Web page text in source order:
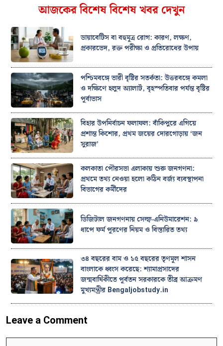
আজকের বিশেষ বিশেষ খবর দেখুন
ডায়াবেটিস বা বহুমূত্র রোগ: কারণ, লক্ষণ,
প্রকারভেদ, রক্ত পরীক্ষা ও প্রতিরোধের উপায়
পশ্চিমবঙ্গে ভারী বৃষ্টির সতর্কতা: উত্তরবঙ্গে কমলা
ও দক্ষিণে হলুদ অ্যালার্ট, বৃহস্পতিবার পর্যন্ত বৃষ্টির
পূর্বাভাস
বিহার উপনির্বাচন ফলাফল: বাঁকিপুরে এগিয়ে
প্রশান্ত কিশোর, প্রথম জয়ের দোরগোড়ায় ‘জন
সুরাজ’
কলকাতা পৌরসভা এলাকায় শুরু জনগণনা:
প্রথমে তথ্য নেওয়া হলো কঠিন বর্জ্য ব্যবস্থাপনা
বিভাগের কর্মীদের
ডিজিটাল জনগণনায় সেল্ফ-এনিউমারেশন: ৯
ধাপে ফর্ম পূরণের নিয়ম ও বিস্তারিত তথ্য
৩৪ বছরের বাম ও ১৫ বছরের তৃণমূল শাসন
বাংলাকে ধ্বংস করেছে: শ্যামাপ্রসাদের
জন্মবার্ষিকীতে পূর্বতন সরকারকে তীব্র আক্রমণ
মুখ্যমন্ত্রীর Bengaljobstudy.in
Leave a Comment